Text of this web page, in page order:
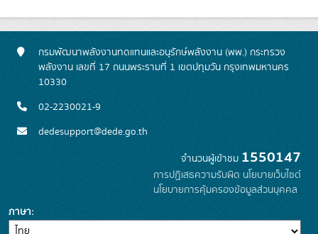
กรมพัฒนาพลังงานทดแทนและอนุรักษ์พลังงาน (พพ.) กระทรวง
พลังงาน เลขที่ 17 ถนนพระรามที่ 1 เขตปทุมวัน กรุงเทพมหานคร
10330
02-2230021-9
dedesupport@dede.go.th
จำนวนผู้เข้าชม 1550147
การปฏิเสธความรับผิด นโยบายเว็บไซต์
นโยบายการคุ้มครองข้อมูลส่วนบุคคล
ภาษา